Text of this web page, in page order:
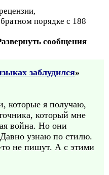
порядке с 188
сообщения
заблудился»
которые я получаю,
который мне
война. Но они
узнаю по стилю.
не пишут. А с этими